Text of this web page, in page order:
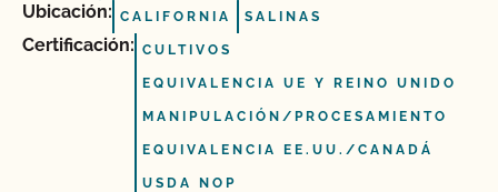
Ubicación: CALIFORNIA SALINAS
Certificación: CULTIVOS
EQUIVALENCIA UE Y REINO UNIDO
MANIPULACIÓN/PROCESAMIENTO
EQUIVALENCIA EE.UU./CANADÁ
USDA NOP